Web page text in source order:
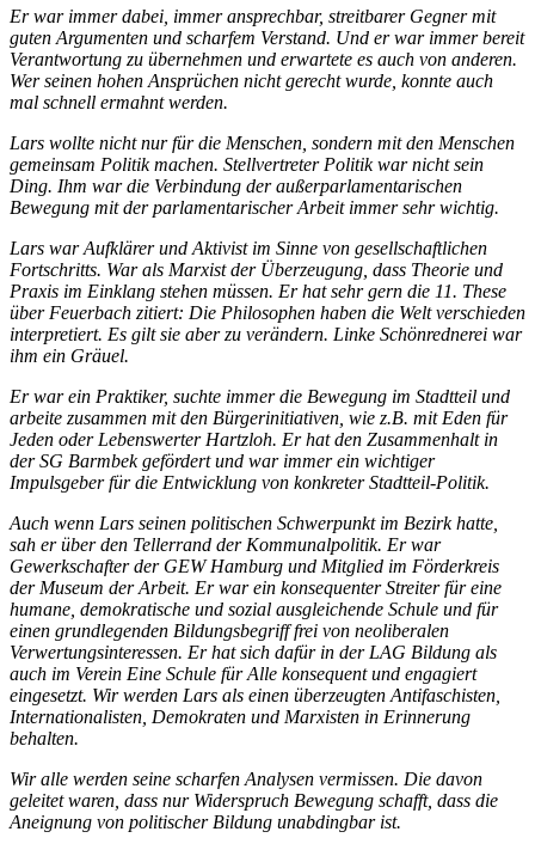
Er war immer dabei, immer ansprechbar, streitbarer Gegner mit
guten Argumenten und scharfem Verstand. Und er war immer bereit
Verantwortung zu übernehmen und erwartete es auch von anderen.
Wer seinen hohen Ansprüchen nicht gerecht wurde, konnte auch
mal schnell ermahnt werden.
Lars wollte nicht nur für die Menschen, sondern mit den Menschen
gemeinsam Politik machen. Stellvertreter Politik war nicht sein
Ding. Ihm war die Verbindung der außerparlamentarischen
Bewegung mit der parlamentarischer Arbeit immer sehr wichtig.
Lars war Aufklärer und Aktivist im Sinne von gesellschaftlichen
Fortschritts. War als Marxist der Überzeugung, dass Theorie und
Praxis im Einklang stehen müssen. Er hat sehr gern die 11. These
über Feuerbach zitiert: Die Philosophen haben die Welt verschieden
interpretiert. Es gilt sie aber zu verändern. Linke Schönrednerei war
ihm ein Gräuel.
Er war ein Praktiker, suchte immer die Bewegung im Stadtteil und
arbeite zusammen mit den Bürgerinitiativen, wie z.B. mit Eden für
Jeden oder Lebenswerter Hartzloh. Er hat den Zusammenhalt in
der SG Barmbek gefördert und war immer ein wichtiger
Impulsgeber für die Entwicklung von konkreter Stadtteil-Politik.
Auch wenn Lars seinen politischen Schwerpunkt im Bezirk hatte,
sah er über den Tellerrand der Kommunalpolitik. Er war
Gewerkschafter der GEW Hamburg und Mitglied im Förderkreis
der Museum der Arbeit. Er war ein konsequenter Streiter für eine
humane, demokratische und sozial ausgleichende Schule und für
einen grundlegenden Bildungsbegriff frei von neoliberalen
Verwertungsinteressen. Er hat sich dafür in der LAG Bildung als
auch im Verein Eine Schule für Alle konsequent und engagiert
eingesetzt. Wir werden Lars als einen überzeugten Antifaschisten,
Internationalisten, Demokraten und Marxisten in Erinnerung
behalten.
Wir alle werden seine scharfen Analysen vermissen. Die davon
geleitet waren, dass nur Widerspruch Bewegung schafft, dass die
Aneignung von politischer Bildung unabdingbar ist.